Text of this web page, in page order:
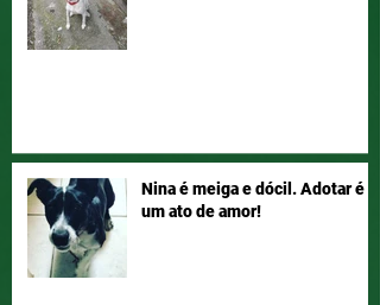
Nina é meiga e dócil. Adotar é
um ato de amor!